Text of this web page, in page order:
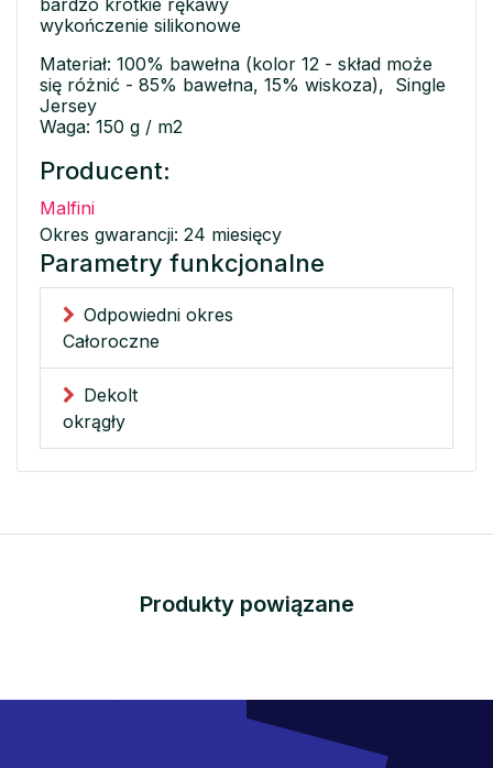
wykończenie silikonowe
Materiał: 100% bawełna (kolor 12 - skład może
się różnić - 85% bawełna, 15% wiskoza), Single
Jersey
Waga: 150 g / m2
Producent:
Malfini
Okres gwarancji: 24 miesięcy
Parametry funkcjonalne
Odpowiedni okres
Całoroczne
Dekolt
okrągły
Produkty powiązane